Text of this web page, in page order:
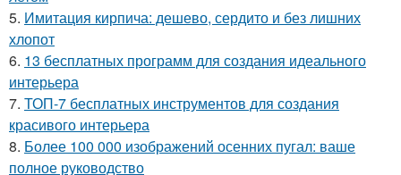
5. Имитация кирпича: дешево, сердито и без лишних
хлопот
6. 13 бесплатных программ для создания идеального
интерьера
7. ТОП-7 бесплатных инструментов для создания
красивого интерьера
8. Более 100 000 изображений осенних пугал: ваше
полное руководство